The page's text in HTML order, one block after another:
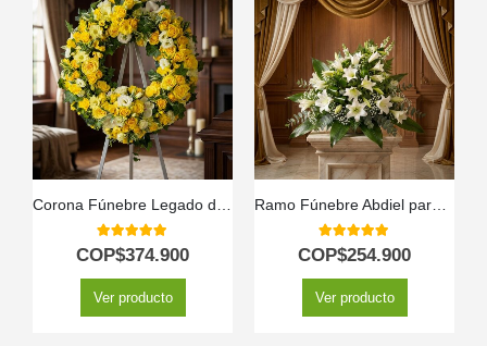
Corona Fúnebre Legado de Paz para Benjamin 🕊️
5.00out of 5
COP$374.900
Ver producto
Ramo Fúnebre Abdiel para un Adiós Respetuoso 🕊️
5.00out of 5
COP$254.900
Ver producto